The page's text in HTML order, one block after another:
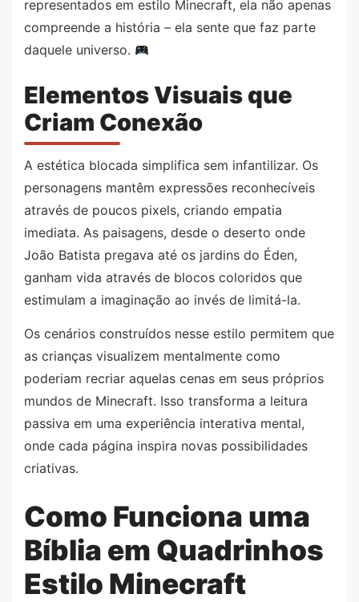
representados em estilo Minecraft, ela não apenas
compreende a história – ela sente que faz parte
daquele universo.
Elementos Visuais que
Criam Conexão
A estética blocada simplifica sem infantilizar. Os
personagens mantêm expressões reconhecíveis
através de poucos pixels, criando empatia
imediata. As paisagens, desde o deserto onde
João Batista pregava até os jardins do Éden,
ganham vida através de blocos coloridos que
estimulam a imaginação ao invés de limitá-la.
Os cenários construídos nesse estilo permitem que
as crianças visualizem mentalmente como
poderiam recriar aquelas cenas em seus próprios
mundos de Minecraft. Isso transforma a leitura
passiva em uma experiência interativa mental,
onde cada página inspira novas possibilidades
criativas.
Como Funciona uma
Bíblia em Quadrinhos
Estilo Minecraft